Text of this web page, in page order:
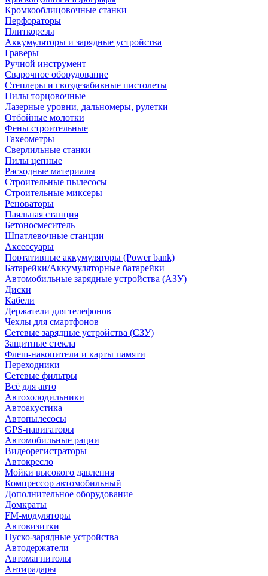
Кромкооблицовочные станки
Перфораторы
Плиткорезы
Аккумуляторы и зарядные устройства
Граверы
Ручной инструмент
Сварочное оборудование
Степлеры и гвоздезабивные пистолеты
Пилы торцовочные
Лазерные уровни, дальномеры, рулетки
Отбойные молотки
Фены строительные
Тахеометры
Сверлильные станки
Пилы цепные
Расходные материалы
Строительные пылесосы
Строительные миксеры
Реноваторы
Паяльная станция
Бетоносмеситель
Шпатлевочные станции
Аксессуары
Портативные аккумуляторы (Power bank)
Батарейки/Аккумуляторные батарейки
Автомобильные зарядные устройства (АЗУ)
Диски
Кабели
Держатели для телефонов
Чехлы для смартфонов
Сетевые зарядные устройства (СЗУ)
Защитные стекла
Флеш-накопители и карты памяти
Переходники
Сетевые фильтры
Всё для авто
Автохолодильники
Автоакустика
Автопылесосы
GPS-навигаторы
Автомобильные рации
Видеорегистраторы
Автокресло
Мойки высокого давления
Компрессор автомобильный
Дополнительное оборудование
Домкраты
FM-модуляторы
Автовизитки
Пуско-зарядные устройства
Автодержатели
Автомагнитолы
Антирадары